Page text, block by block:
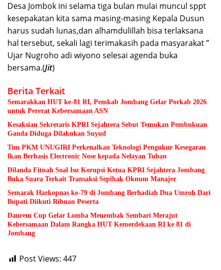
Desa Jombok ini selama tiga bulan mulai muncul sppt
kesepakatan kita sama masing-masing Kepala Dusun
harus sudah lunas,dan alhamdulillah bisa terlaksana
hal tersebut, sekali lagi terimakasih pada masyarakat ”
Ujar Nugroho adi wiyono selesai agenda buka
bersama.(Jit)
Berita Terkait
Semarakkan HUT ke-81 RI, Pemkab Jombang Gelar Porkab 2026
untuk Pererat Kebersamaan ASN
Kesaksian Sekretaris KPRI Sejahtera Sebut Temukan Pembukuan
Ganda Diduga Dilakukan Suyud
Tim PKM UNUGIRI Perkenalkan Teknologi Pengukur Kesegaran
Ikan Berbasis Electronic Nose kepada Nelayan Tuban
Dilanda Fitnah Soal Isu Korupsi Ketua KPRI Sejahtera Jombang
Buka Suara Terkait Transaksi Sepihak Oknum Manajer
Semarak Harkopnas ke-79 di Jombang Berhadiah Dua Umroh Dari
Bupati Diikuti Ribuan Peserta
Danrem Cup Gelar Lomba Menembak Sembari Merajut
Kebersamaan Dalam Rangka HUT Kemerdekaan RI ke 81 di
Jombang
Post Views: 447